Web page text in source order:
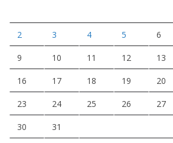
2 3 4 5 6
9 10 11 12 13
16 17 18 19 20
23 24 25 26 27
30 31